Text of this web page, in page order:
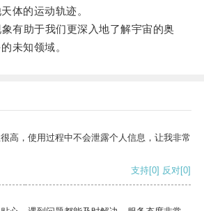
体的运动轨迹。
助于我们更深入地了解宇宙的奥
未知领域。
高，使用过程中不会泄露个人信息，让我非常
支持[0] 反对[0]